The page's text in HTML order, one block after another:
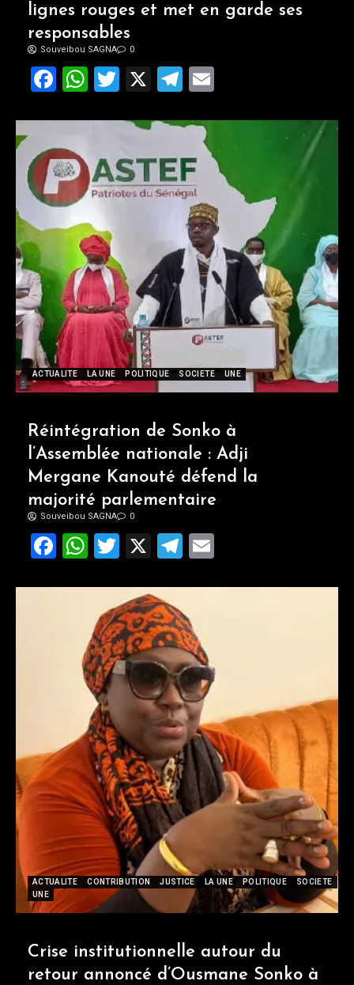
ACTUALITE LA UNE POLITIQUE SOCIETE UNE
lignes rouges et met en garde ses
responsables
Souveibou SAGNA 0
Facebook
WhatsApp
Twitter
X Telegram
ACTUALITE CONTRIBUTION JUSTICE LA UNE POLITIQUE
SOCIETE
UNE
Réintégration de Sonko à
l’Assemblée nationale : Adji
Mergane Kanouté défend la
majorité parlementaire
Souveibou SAGNA 0
Facebook
WhatsApp
Twitter
X Telegram
Crise institutionnelle autour du
retour annoncé d’Ousmane Sonko à